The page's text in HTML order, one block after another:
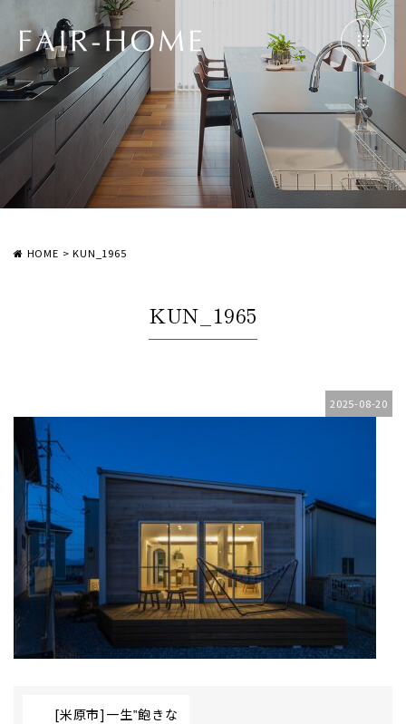
HOME >KUN_1965
KUN_1965
2025-08-20
[米原市]一生‟飽きな